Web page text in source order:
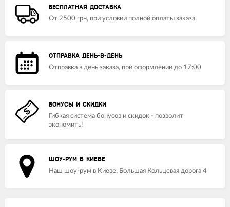
БЕСПЛАТНАЯ ДОСТАВКА
От 2500 грн, при условии полной оплаты заказа.
ОТПРАВКА ДЕНЬ-В-ДЕНЬ
Отправка в день заказа, при оформлении до 17:00
БОНУСЫ И СКИДКИ
Гибкая система бонусов и скидок - позволит
экономить!
ШОУ-РУМ В КИЕВЕ
Наш шоу-рум в Киеве: Большая Кольцевая дорога 4